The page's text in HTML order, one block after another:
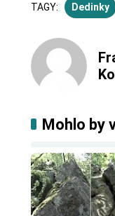
TAGY: Dedinky
Mohlo by